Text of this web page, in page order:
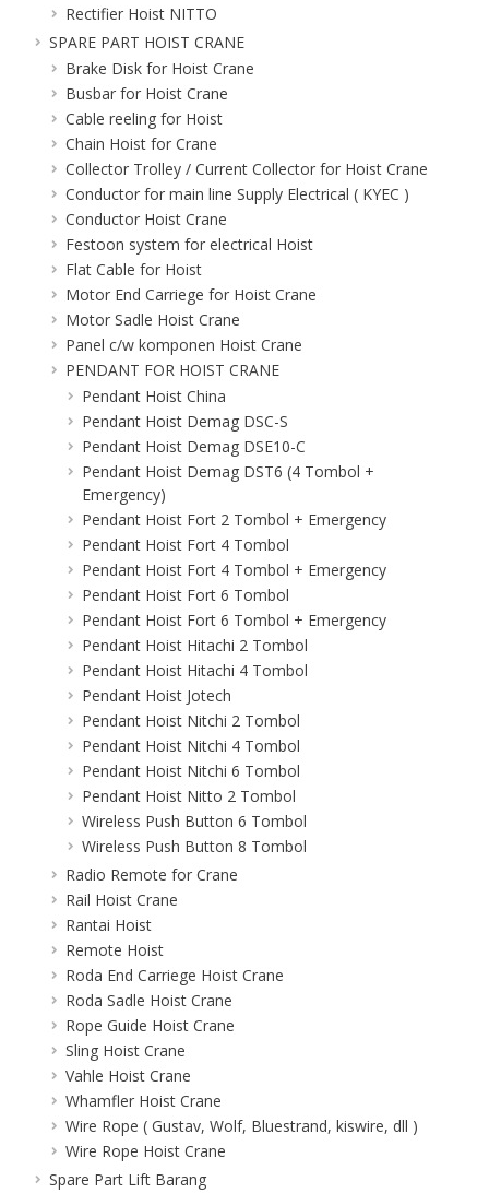
Rectifier Hoist NITTO
SPARE PART HOIST CRANE
Brake Disk for Hoist Crane
Busbar for Hoist Crane
Cable reeling for Hoist
Chain Hoist for Crane
Collector Trolley / Current Collector for Hoist Crane
Conductor for main line Supply Electrical ( KYEC )
Conductor Hoist Crane
Festoon system for electrical Hoist
Flat Cable for Hoist
Motor End Carriege for Hoist Crane
Motor Sadle Hoist Crane
Panel c/w komponen Hoist Crane
PENDANT FOR HOIST CRANE
Pendant Hoist China
Pendant Hoist Demag DSC-S
Pendant Hoist Demag DSE10-C
Pendant Hoist Demag DST6 (4 Tombol +
Emergency)
Pendant Hoist Fort 2 Tombol + Emergency
Pendant Hoist Fort 4 Tombol
Pendant Hoist Fort 4 Tombol + Emergency
Pendant Hoist Fort 6 Tombol
Pendant Hoist Fort 6 Tombol + Emergency
Pendant Hoist Hitachi 2 Tombol
Pendant Hoist Hitachi 4 Tombol
Pendant Hoist Jotech
Pendant Hoist Nitchi 2 Tombol
Pendant Hoist Nitchi 4 Tombol
Pendant Hoist Nitchi 6 Tombol
Pendant Hoist Nitto 2 Tombol
Wireless Push Button 6 Tombol
Wireless Push Button 8 Tombol
Radio Remote for Crane
Rail Hoist Crane
Rantai Hoist
Remote Hoist
Roda End Carriege Hoist Crane
Roda Sadle Hoist Crane
Rope Guide Hoist Crane
Sling Hoist Crane
Vahle Hoist Crane
Whamfler Hoist Crane
Wire Rope ( Gustav, Wolf, Bluestrand, kiswire, dll )
Wire Rope Hoist Crane
Spare Part Lift Barang